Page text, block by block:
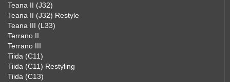
Teana II (J32)
Teana II (J32) Restyle
Teana III (L33)
Terrano II
Terrano III
Tiida (C11)
Tiida (C11) Restyling
Tiida (C13)